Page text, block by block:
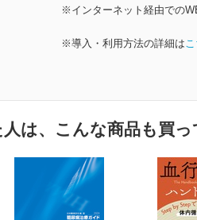
※インターネット経由での
※導入・利用方法の詳細は
は、こんな商品も買っ